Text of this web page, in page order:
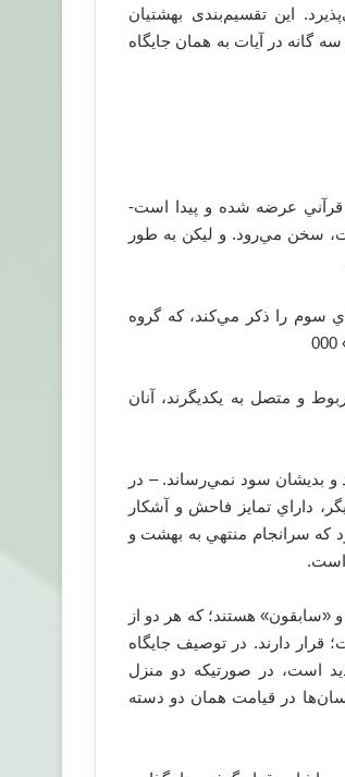
این تقسیم‌بندی بهشتیان
گانه در آیات به همان جایگاه
قرآني عرضه شده و پيدا است-
سخن مي‌رود. و ليكن به طور
سوم را ذكر مي‌كند، كه گروه
و متصل به يكديگرند، آنان
و بديشان سود نمي‌رساند. – در
داراي تمايز فاحش و آشكار
كه سرانجام منتهي به بهشت و
است.
و «سابقون» هستند؛ كه هر دو از
دارند. در توصيف جايگاه
است، در صورتيكه دو منزل
در قیامت همان دو دسته